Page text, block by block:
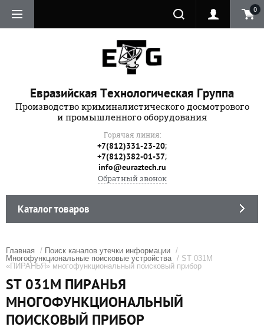
0
Евразийская Технологическая Группа
Производство криминалистического досмотрового
и промышленного оборудования
Горячая линия:
+7(812)331-23-20;
+7(812)382-01-37;
info@euraztech.ru
Обратный звонок
Каталог товаров
Главная / Поиск каналов утечки информации /
Многофункциональные поисковые устройства / ST 031М
«ПИРАНЬЯ» многофункциональный поисковый прибор
ST 031М ПИРАНЬЯ
МНОГОФУНКЦИОНАЛЬНЫЙ
ПОИСКОВЫЙ ПРИБОР